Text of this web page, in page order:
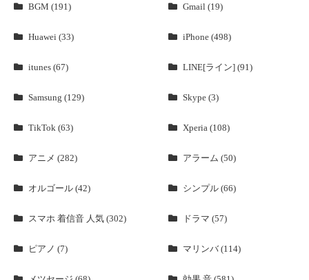
BGM (191) Gmail (19)
Huawei (33) iPhone (498)
itunes (67) LINE[ライン] (91)
Samsung (129) Skype (3)
TikTok (63) Xperia (108)
アニメ (282) アラーム (50)
オルゴール (42) シンプル (66)
スマホ 着信音 人気 (302) ドラマ (57)
ピアノ (7) マリンバ (114)